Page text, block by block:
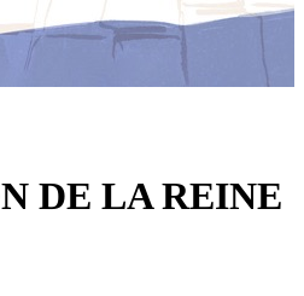
DE LA REINE